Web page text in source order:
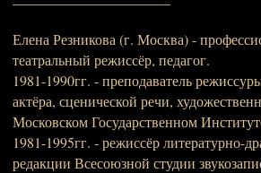
Елена Резникова (г. Москва) -
театральный режиссёр, педагог.
1981-1990гг. - преподаватель
актёра, сценической речи,
Московском Государственном
1981-1995гг. - режиссёр литературно-
редакции Всесоюзной студии